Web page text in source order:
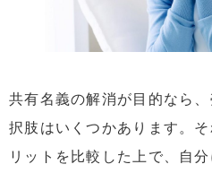
共有名義の解消が目的なら
択肢はいくつかあります。
リットを比較した上で、自